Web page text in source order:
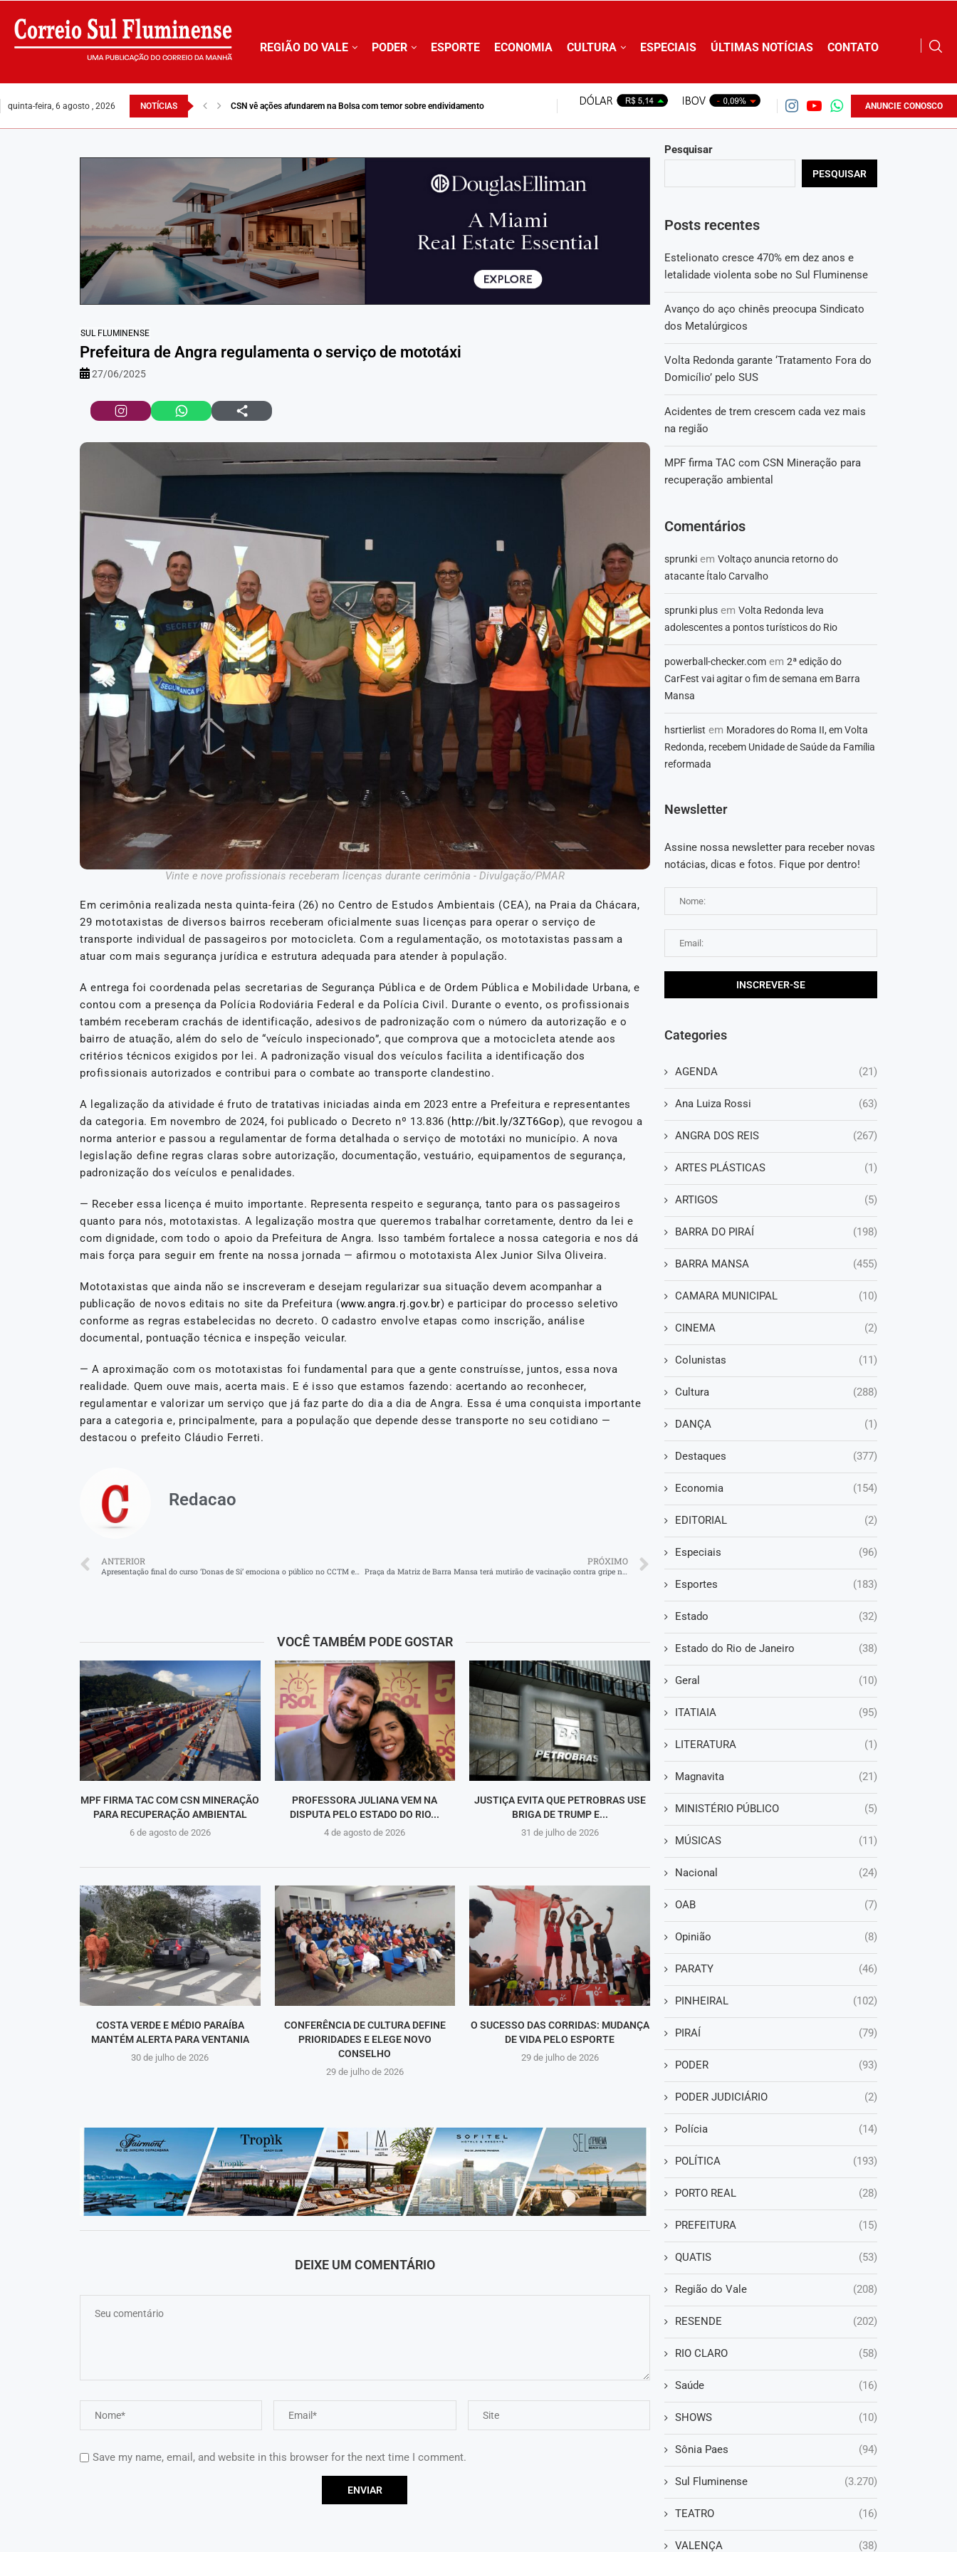
REGIÃO DO VALE PODER ESPORTE ECONOMIA CULTURA ESPECIAIS ÚLTIMAS NOTÍCIAS CONTATO
quinta-feira, 6 agosto , 2026 NOTÍCIAS CSN vê ações afundarem na Bolsa com temor sobre endividamento ANUNCIE CONOSCO
SUL FLUMINENSE
Prefeitura de Angra regulamenta o serviço de mototáxi
27/06/2025
Vinte e nove profissionais receberam licenças durante cerimônia - Divulgação/PMAR
Em cerimônia realizada nesta quinta-feira (26) no Centro de Estudos Ambientais (CEA), na Praia da Chácara,
29 mototaxistas de diversos bairros receberam oficialmente suas licenças para operar o serviço de
transporte individual de passageiros por motocicleta. Com a regulamentação, os mototaxistas passam a
atuar com mais segurança jurídica e estrutura adequada para atender à população.
A entrega foi coordenada pelas secretarias de Segurança Pública e de Ordem Pública e Mobilidade Urbana, e
contou com a presença da Polícia Rodoviária Federal e da Polícia Civil. Durante o evento, os profissionais
também receberam crachás de identificação, adesivos de padronização com o número da autorização e o
bairro de atuação, além do selo de “veículo inspecionado”, que comprova que a motocicleta atende aos
critérios técnicos exigidos por lei. A padronização visual dos veículos facilita a identificação dos
profissionais autorizados e contribui para o combate ao transporte clandestino.
A legalização da atividade é fruto de tratativas iniciadas ainda em 2023 entre a Prefeitura e representantes
da categoria. Em novembro de 2024, foi publicado o Decreto nº 13.836 (http://bit.ly/3ZT6Gop), que revogou a
norma anterior e passou a regulamentar de forma detalhada o serviço de mototáxi no município. A nova
legislação define regras claras sobre autorização, documentação, vestuário, equipamentos de segurança,
padronização dos veículos e penalidades.
— Receber essa licença é muito importante. Representa respeito e segurança, tanto para os passageiros
quanto para nós, mototaxistas. A legalização mostra que queremos trabalhar corretamente, dentro da lei e
com dignidade, com todo o apoio da Prefeitura de Angra. Isso também fortalece a nossa categoria e nos dá
mais força para seguir em frente na nossa jornada — afirmou o mototaxista Alex Junior Silva Oliveira.
Mototaxistas que ainda não se inscreveram e desejam regularizar sua situação devem acompanhar a
publicação de novos editais no site da Prefeitura (www.angra.rj.gov.br) e participar do processo seletivo
conforme as regras estabelecidas no decreto. O cadastro envolve etapas como inscrição, análise
documental, pontuação técnica e inspeção veicular.
— A aproximação com os mototaxistas foi fundamental para que a gente construísse, juntos, essa nova
realidade. Quem ouve mais, acerta mais. E é isso que estamos fazendo: acertando ao reconhecer,
regulamentar e valorizar um serviço que já faz parte do dia a dia de Angra. Essa é uma conquista importante
para a categoria e, principalmente, para a população que depende desse transporte no seu cotidiano —
destacou o prefeito Cláudio Ferreti.
Redacao
ANTERIOR PRÓXIMO
VOCÊ TAMBÉM PODE GOSTAR
MPF FIRMA TAC COM CSN MINERAÇÃO
PARA RECUPERAÇÃO AMBIENTAL
6 de agosto de 2026
PROFESSORA JULIANA VEM NA
DISPUTA PELO ESTADO DO RIO...
4 de agosto de 2026
JUSTIÇA EVITA QUE PETROBRAS USE
BRIGA DE TRUMP E...
31 de julho de 2026
COSTA VERDE E MÉDIO PARAÍBA
MANTÉM ALERTA PARA VENTANIA
30 de julho de 2026
CONFERÊNCIA DE CULTURA DEFINE
PRIORIDADES E ELEGE NOVO
CONSELHO
29 de julho de 2026
O SUCESSO DAS CORRIDAS: MUDANÇA
DE VIDA PELO ESPORTE
29 de julho de 2026
DEIXE UM COMENTÁRIO
Save my name, email, and website in this browser for the next time I comment.
Pesquisar
PESQUISAR
Posts recentes
Estelionato cresce 470% em dez anos e
letalidade violenta sobe no Sul Fluminense
Avanço do aço chinês preocupa Sindicato
dos Metalúrgicos
Volta Redonda garante ‘Tratamento Fora do
Domicílio’ pelo SUS
Acidentes de trem crescem cada vez mais
na região
MPF firma TAC com CSN Mineração para
recuperação ambiental
Comentários
sprunkiem Voltaço anuncia retorno do
atacante Ítalo Carvalho
sprunki plusem Volta Redonda leva
adolescentes a pontos turísticos do Rio
powerball-checker.comem 2ª edição do
CarFest vai agitar o fim de semana em Barra
Mansa
hsrtierlist em Moradores do Roma II, em Volta
Redonda, recebem Unidade de Saúde da Família
reformada
Newsletter
Assine nossa newsletter para receber novas
notácias, dicas e fotos. Fique por dentro!
Categories
AGENDA (21)
Ana Luiza Rossi (63)
ANGRA DOS REIS (267)
ARTES PLÁSTICAS (1)
ARTIGOS (5)
BARRA DO PIRAÍ (198)
BARRA MANSA (455)
CAMARA MUNICIPAL (10)
CINEMA (2)
Colunistas (11)
Cultura (288)
DANÇA (1)
Destaques (377)
Economia (154)
EDITORIAL (2)
Especiais (96)
Esportes (183)
Estado (32)
Estado do Rio de Janeiro (38)
Geral (10)
ITATIAIA (95)
LITERATURA (1)
Magnavita (21)
MINISTÉRIO PÚBLICO (5)
MÚSICAS (11)
Nacional (24)
OAB (7)
Opinião (8)
PARATY (46)
PINHEIRAL (102)
PIRAÍ (79)
PODER (93)
PODER JUDICIÁRIO (2)
Polícia (14)
POLÍTICA (193)
PORTO REAL (28)
PREFEITURA (15)
QUATIS (53)
Região do Vale (208)
RESENDE (202)
RIO CLARO (58)
Saúde (16)
SHOWS (10)
Sônia Paes (94)
Sul Fluminense (3.270)
TEATRO (16)
VALENÇA (38)